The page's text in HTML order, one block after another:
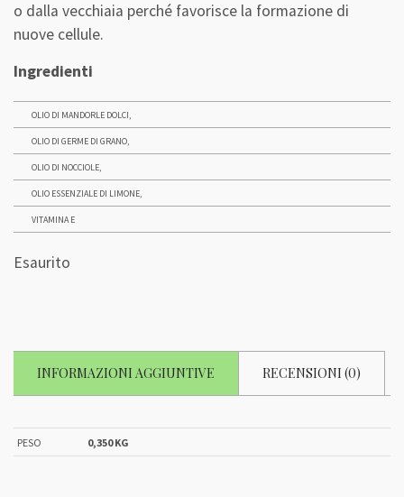
o dalla vecchiaia perché favorisce la formazione di
nuove cellule.
Ingredienti
OLIO DI MANDORLE DOLCI,
OLIO DI GERME DI GRANO,
OLIO DI NOCCIOLE,
OLIO ESSENZIALE DI LIMONE,
VITAMINA E
Esaurito
INFORMAZIONI AGGIUNTIVE RECENSIONI (0)
PESO 0,350 KG